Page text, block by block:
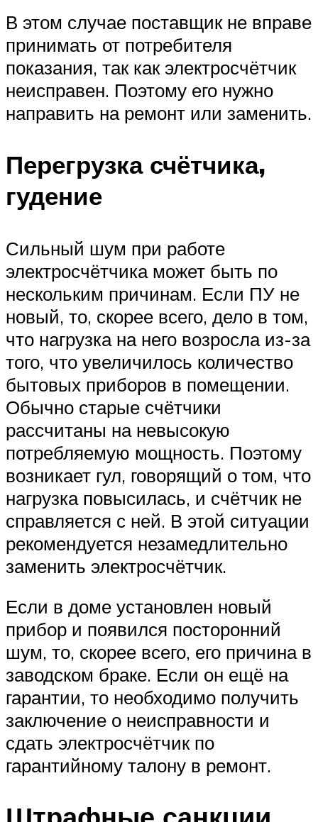
В этом случае поставщик не вправе
принимать от потребителя
показания, так как электросчётчик
неисправен. Поэтому его нужно
направить на ремонт или заменить.
Перегрузка счётчика,
гудение
Сильный шум при работе
электросчётчика может быть по
нескольким причинам. Если ПУ не
новый, то, скорее всего, дело в том,
что нагрузка на него возросла из-за
того, что увеличилось количество
бытовых приборов в помещении.
Обычно старые счётчики
рассчитаны на невысокую
потребляемую мощность. Поэтому
возникает гул, говорящий о том, что
нагрузка повысилась, и счётчик не
справляется с ней. В этой ситуации
рекомендуется незамедлительно
заменить электросчётчик.
Если в доме установлен новый
прибор и появился посторонний
шум, то, скорее всего, его причина в
заводском браке. Если он ещё на
гарантии, то необходимо получить
заключение о неисправности и
сдать электросчётчик по
гарантийному талону в ремонт.